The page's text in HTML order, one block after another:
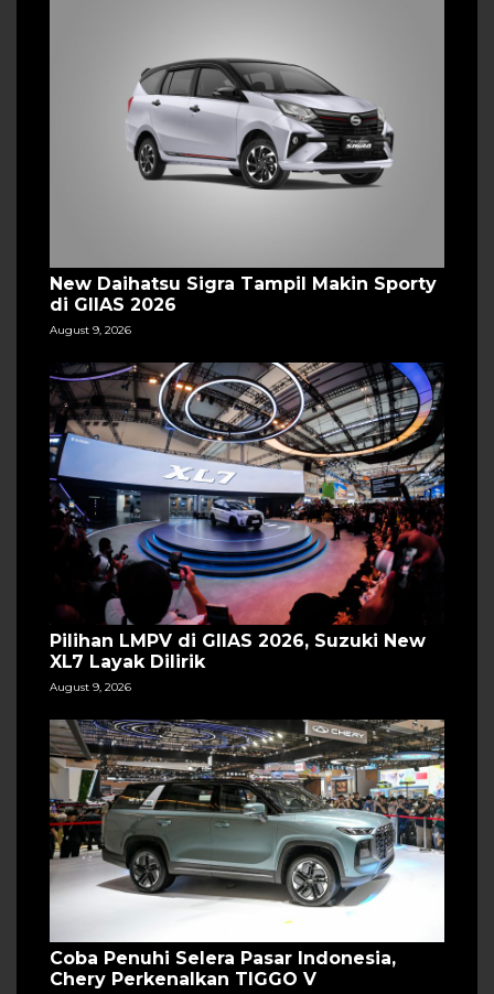
New Daihatsu Sigra Tampil Makin Sporty
di GIIAS 2026
August 9, 2026
Pilihan LMPV di GIIAS 2026, Suzuki New
XL7 Layak Dilirik
August 9, 2026
Coba Penuhi Selera Pasar Indonesia,
Chery Perkenalkan TIGGO V